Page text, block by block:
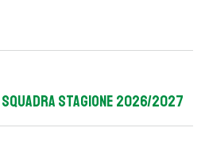
SQUADRA STAGIONE 2026/2027